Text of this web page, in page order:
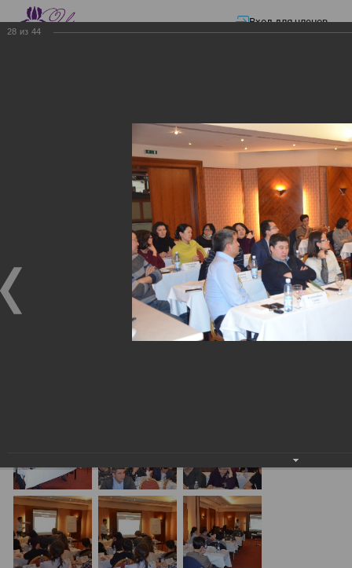
Вход для членов
Презентации
Семинар по разъяснению норм
Закона «О ТРАНСФЕРТНОМ ЦЕНООБРАЗОВАНИИ»
Семинар по разъяснению
норм Закона «О
ТРАНСФЕРТНОМ
ЦЕНООБРАЗОВАНИИ»
Семинар по разъяснению норм Закона «О
28 из 44